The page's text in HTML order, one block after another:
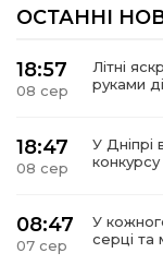
ОСТАННІ
18:57
08 сер
Літні
руками
18:47
08 сер
У Дніпрі
08:47
07 сер
У
серці та